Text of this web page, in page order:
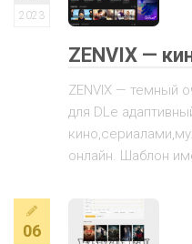
2023
ZENVIX —
ZENVIX — темный
для DLe
онлайн. Шаблон
06